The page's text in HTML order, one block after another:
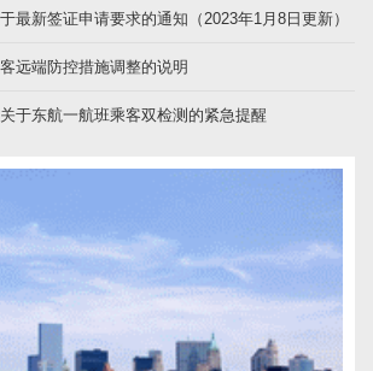
最新签证申请要求的通知（2023年1月8日更新）
远端防控措施调整的说明
于东航一航班乘客双检测的紧急提醒